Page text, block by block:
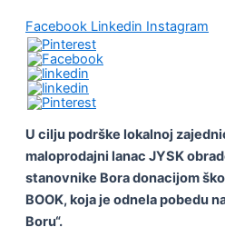
Facebook Linkedin Instagram
U cilju podrške lokalnoj
maloprodajni lanac JYSK
stanovnike Bora donacijom
BOOK, koja je odnela pobedu
Boru“.